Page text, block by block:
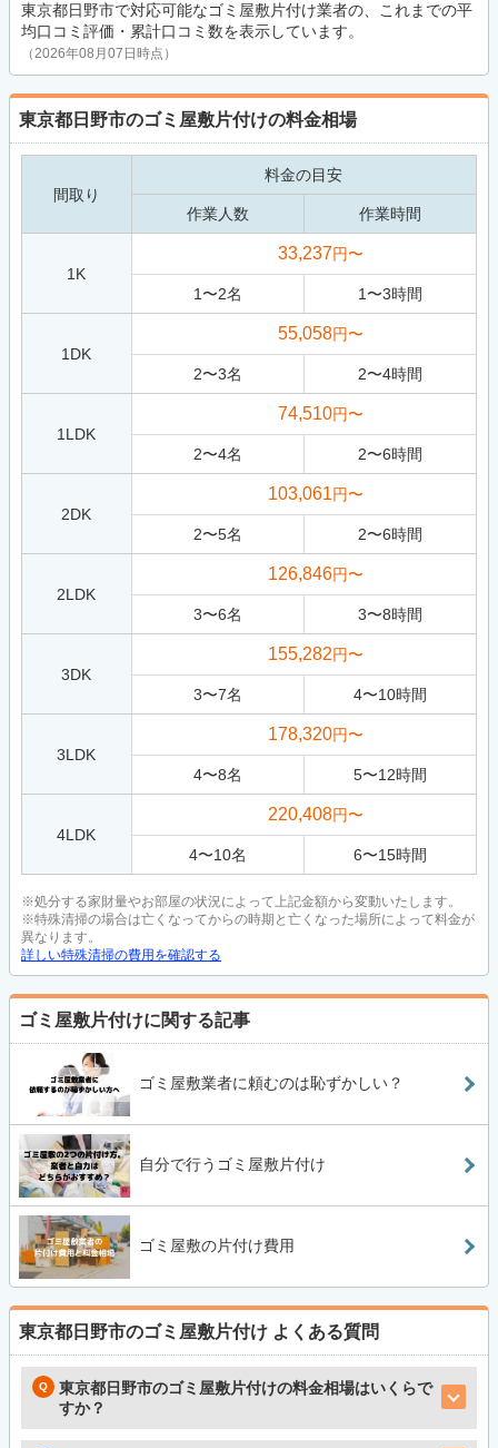
東京都日野市で対応可能なゴミ屋敷片付け業者の、これまでの平
均口コミ評価・累計口コミ数を表示しています。
（2026年08月07日時点）
東京都日野市のゴミ屋敷片付けの料金相場
間取り
料金の目安
作業人数 作業時間
1K
33,237円〜
1〜2名 1〜3時間
1DK
55,058円〜
2〜3名 2〜4時間
1LDK
74,510円〜
2〜4名 2〜6時間
2DK
103,061円〜
2〜5名 2〜6時間
2LDK
126,846円〜
3〜6名 3〜8時間
3DK
155,282円〜
3〜7名 4〜10時間
3LDK
178,320円〜
4〜8名 5〜12時間
4LDK
220,408円〜
4〜10名 6〜15時間
※処分する家財量やお部屋の状況によって上記金額から変動いたします。
※特殊清掃の場合は亡くなってからの時期と亡くなった場所によって料金が
異なります。
詳しい特殊清掃の費用を確認する
ゴミ屋敷片付けに関する記事
ゴミ屋敷業者に頼むのは恥ずかしい？
自分で行うゴミ屋敷片付け
ゴミ屋敷の片付け費用
東京都日野市のゴミ屋敷片付け よくある質問
東京都日野市のゴミ屋敷片付けの料金相場はいくらで
すか？